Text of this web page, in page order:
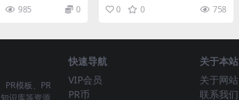
985 0 0 0 758
模板、PR
快速导航
VIP会员
PR币
关于本站
关于网站
联系我们